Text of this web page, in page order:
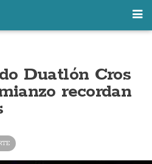
Duatlón Cros
recordan